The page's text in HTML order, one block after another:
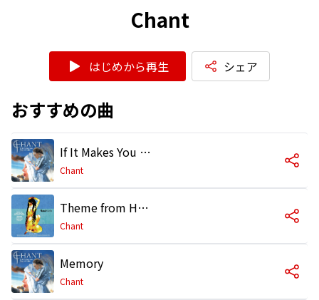
Chant
はじめから再生 シェア
おすすめの曲
If It Makes You Feel Alright
Chant
Theme from Harry's Game
Chant
Memory
Chant